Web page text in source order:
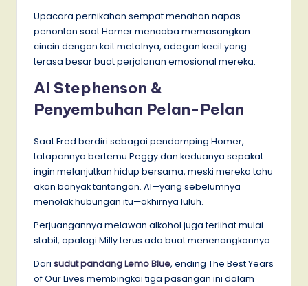
Upacara pernikahan sempat menahan napas
penonton saat Homer mencoba memasangkan
cincin dengan kait metalnya, adegan kecil yang
terasa besar buat perjalanan emosional mereka.
Al Stephenson &
Penyembuhan Pelan-Pelan
Saat Fred berdiri sebagai pendamping Homer,
tatapannya bertemu Peggy dan keduanya sepakat
ingin melanjutkan hidup bersama, meski mereka tahu
akan banyak tantangan. Al—yang sebelumnya
menolak hubungan itu—akhirnya luluh.
Perjuangannya melawan alkohol juga terlihat mulai
stabil, apalagi Milly terus ada buat menenangkannya.
Dari sudut pandang Lemo Blue, ending The Best Years
of Our Lives membingkai tiga pasangan ini dalam